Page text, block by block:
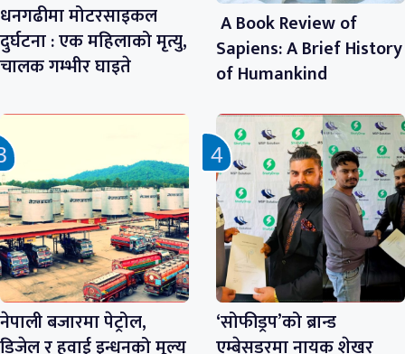
धनगढीमा मोटरसाइकल
दुर्घटना : एक महिलाको मृत्यु,
चालक गम्भीर घाइते
A Book Review of
Sapiens: A Brief History
of Humankind
नेपाली बजारमा पेट्रोल,
‘सोफीड्रप’को ब्रान्ड